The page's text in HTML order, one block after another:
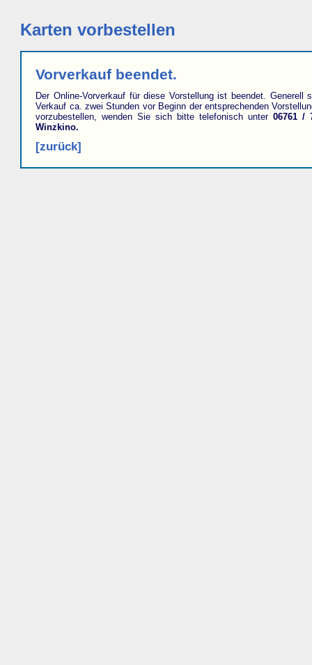
Karten vorbestellen
Vorverkauf beendet.
Der Online-Vorverkauf für diese Vorstellung ist beendet. Generell
Verkauf ca. zwei Stunden vor Beginn der entsprechenden
vorzubestellen, wenden Sie sich bitte telefonisch unter06761 /
Winzkino.
[zurück]